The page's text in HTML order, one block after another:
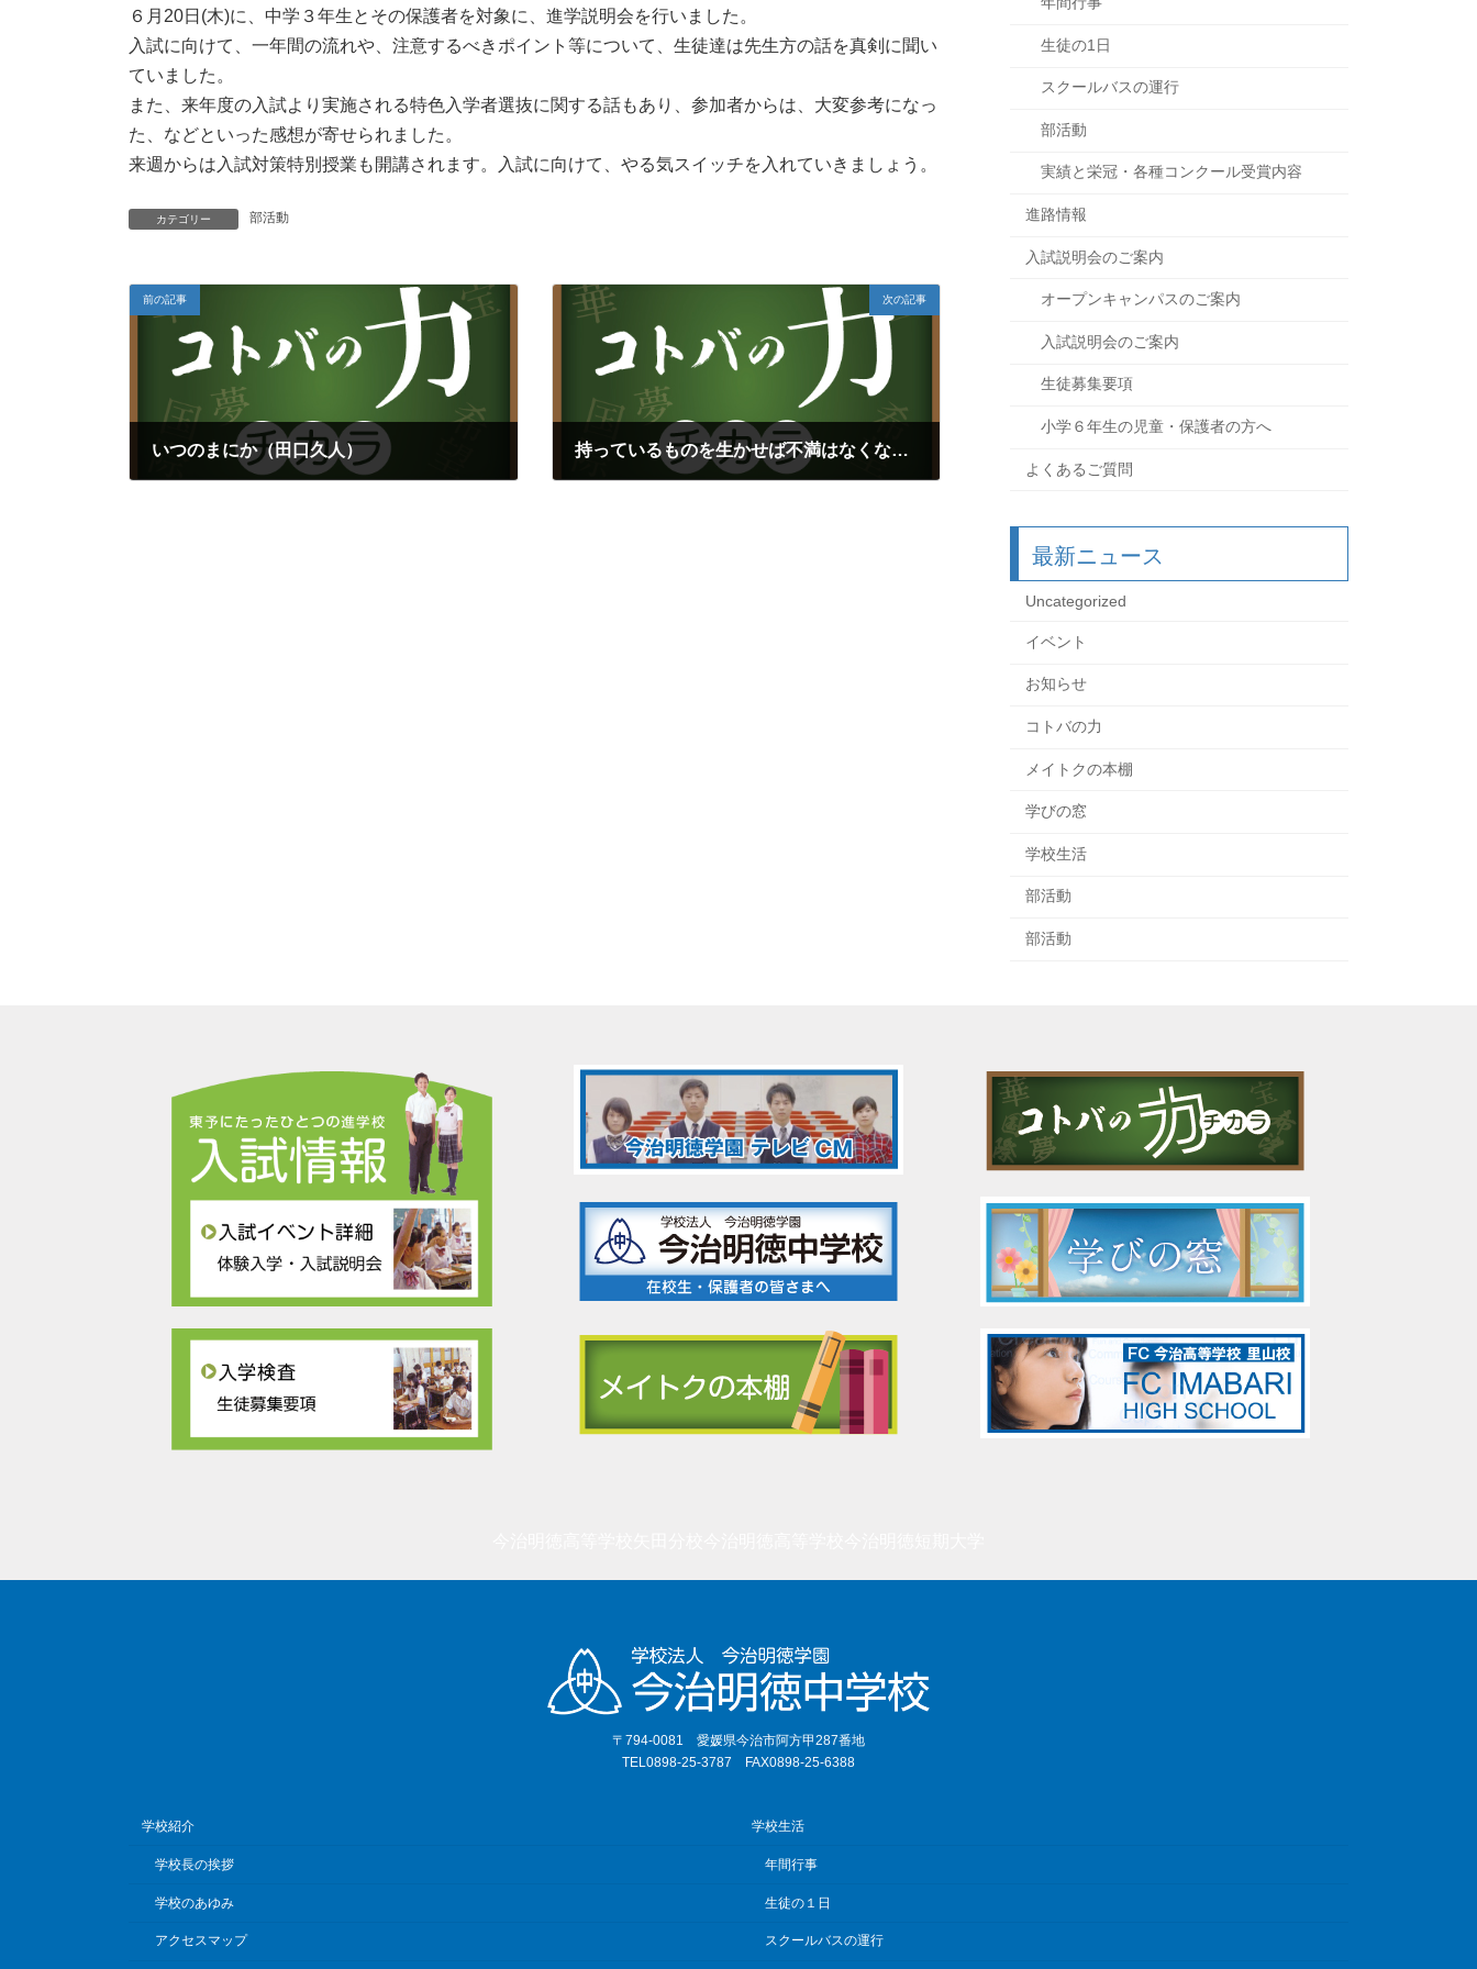
６月20日(木)に、中学３年生とその保護者を対象に、進学説明会を行いました。
入試に向けて、一年間の流れや、注意するべきポイント等について、生徒達は先生方の話を真剣に聞い
ていました。
また、来年度の入試より実施される特色入学者選抜に関する話もあり、参加者からは、大変参考になっ
た、などといった感想が寄せられました。
来週からは入試対策特別授業も開講されます。入試に向けて、やる気スイッチを入れていきましょう。
カテゴリー 部活動
前の記事
いつのまにか（田口久人）
次の記事
持っているものを生かせば不満はなくなる（福島正伸）
生徒の1日
スクールバスの運行
部活動
実績と栄冠・各種コンクール受賞内容
進路情報
入試説明会のご案内
オープンキャンパスのご案内
入試説明会のご案内
生徒募集要項
小学６年生の児童・保護者の方へ
よくあるご質問
最新ニュース
Uncategorized
イベント
お知らせ
コトバの力
メイトクの本棚
学びの窓
学校生活
部活動
部活動
〒794-0081 愛媛県今治市阿方甲287番地
TEL0898-25-3787 FAX0898-25-6388
学校紹介
学校長の挨拶
学校のあゆみ
アクセスマップ
学校生活
年間行事
生徒の１日
スクールバスの運行